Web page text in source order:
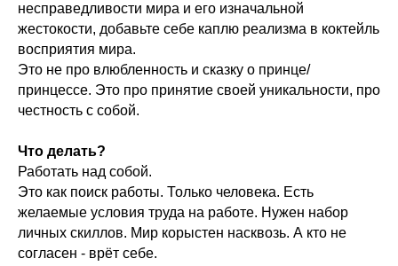
несправедливости мира и его изначальной
жестокости, добавьте себе каплю реализма в коктейль
восприятия мира.
Это не про влюбленность и сказку о принце/
принцессе. Это про принятие своей уникальности, про
честность с собой.
Что делать?
Работать над собой.
Это как поиск работы. Только человека. Есть
желаемые условия труда на работе. Нужен набор
личных скиллов. Мир корыстен насквозь. А кто не
согласен - врёт себе.